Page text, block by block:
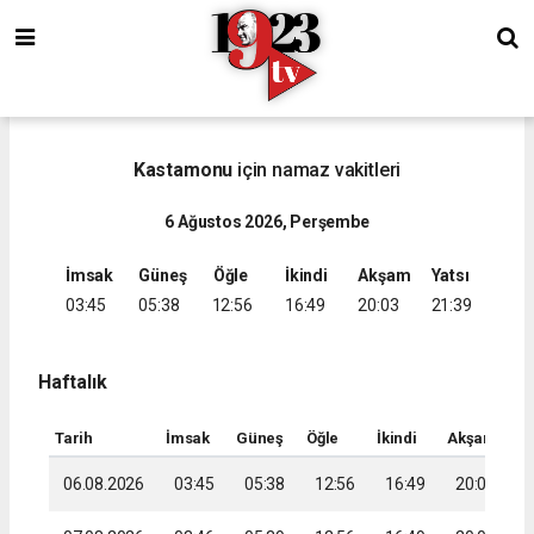
Kastamonu için namaz vakitleri
6 Ağustos 2026, Perşembe
İmsak
03:45
Güneş
05:38
Öğle
12:56
İkindi
16:49
Akşam
20:03
Yatsı
21:39
Haftalık
Tarih İmsak Güneş Öğle İkindi Akşam
06.08.2026 03:45 05:38 12:56 16:49 20:03